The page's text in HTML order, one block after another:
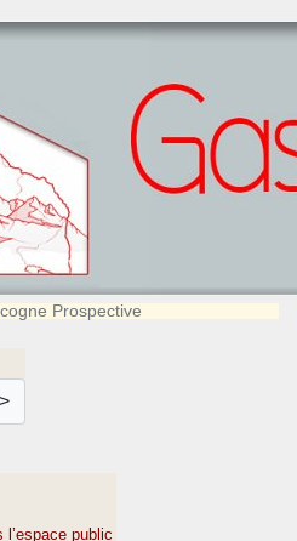
Prospective
public